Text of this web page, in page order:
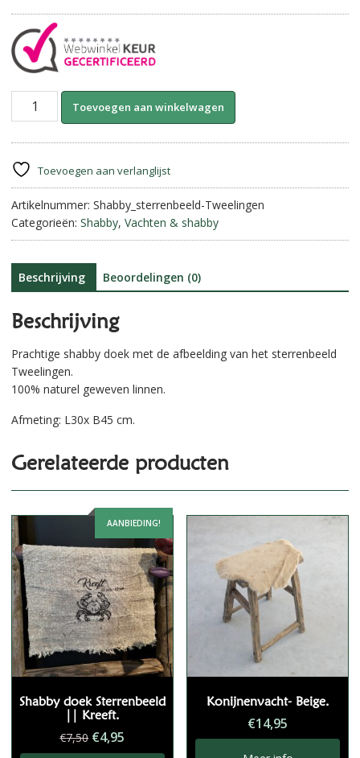
Shabby
doek
Tweeling
aantal
Toevoegen aan winkelwagen
n
a
i
:
Toevoegen aan verlanglijst
Artikelnummer: Shabby_sterrenbeeld-Tweelingen
Categorieën: Shabby, Vachten & shabby
Beschrijving Beoordelingen (0)
Beschrijving
Prachtige shabby doek met de afbeelding van het sterrenbeeld
Tweelingen.
100% naturel geweven linnen.
Afmeting: L30x B45 cm.
Gerelateerde producten
AANBIEDING!
Shabby doek Sterrenbeeld
|| Kreeft.
€7,50 Oorspronkelijke
prijs
€4,95
prijs
Konijnenvacht- Beige.
€14,95